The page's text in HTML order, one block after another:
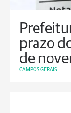
prazo
de
CAMPOS GERAIS